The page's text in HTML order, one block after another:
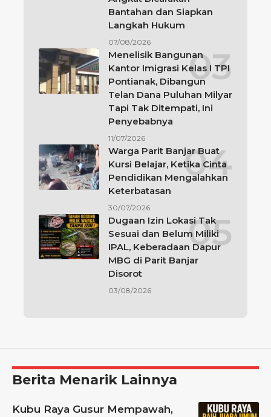
Bantahan dan Siapkan
Langkah Hukum
07/08/2026
Menelisik Bangunan
Kantor Imigrasi Kelas I TPI
Pontianak, Dibangun
Telan Dana Puluhan Milyar
Tapi Tak Ditempati, Ini
Penyebabnya
11/07/2026
Warga Parit Banjar Buat
Kursi Belajar, Ketika Cinta
Pendidikan Mengalahkan
Keterbatasan
30/07/2026
Dugaan Izin Lokasi Tak
Sesuai dan Belum Miliki
IPAL, Keberadaan Dapur
MBG di Parit Banjar
Disorot
03/08/2026
Berita Menarik Lainnya
Kubu Raya Gusur Mempawah,